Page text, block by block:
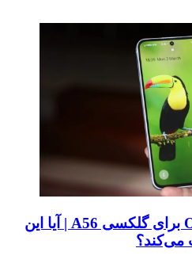
افشای فریم‌ور One UI 8.5 برای گلکسی A56 | آیا این
می‌کند؟